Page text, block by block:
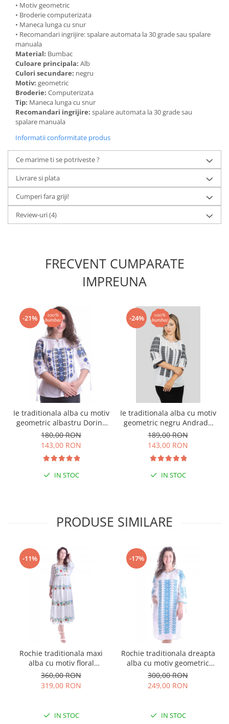
• Motiv geometric
• Broderie computerizata
• Maneca lunga cu snur
• Recomandari ingrijire: spalare automata la 30 grade sau spalare
manuala
Material: Bumbac
Culoare principala: Alb
Culori secundare: negru
Motiv: geometric
Broderie: Computerizata
Tip: Maneca lunga cu snur
Recomandari ingrijire: spalare automata la 30 grade sau
spalare manuala
Informatii conformitate produs
Ce marime ti se potriveste ?
Livrare si plata
Cumperi fara griji!
Review-uri(4)
FRECVENT CUMPARATE
IMPREUNA
-21%
Ie traditionala alba cu motiv
geometric albastru Dorina
02
180,00 RON
143,00 RON
IN STOC
-24%
Ie traditionala alba cu motiv
geometric negru Andrada
03
189,00 RON
143,00 RON
IN STOC
PRODUSE SIMILARE
-11%
Rochie traditionala maxi
alba cu motiv floral
multicolor Sanziana
360,00 RON
319,00 RON
IN STOC
-17%
Rochie traditionala dreapta
alba cu motiv geometric
albastru Tania
300,00 RON
249,00 RON
IN STOC